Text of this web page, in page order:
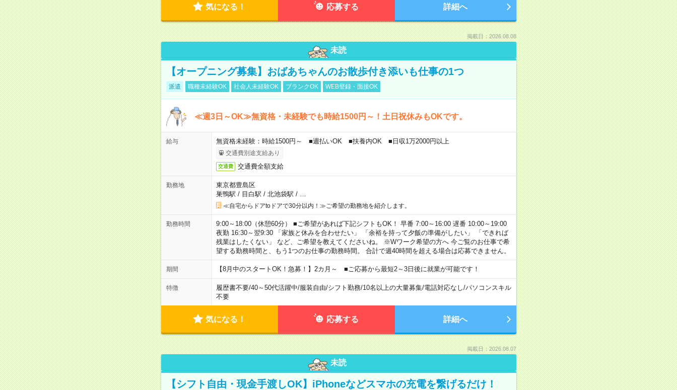
気になる！ 応募する 詳細へ
掲載日：2026.08.08
未読
【オープニング募集】おばあちゃんのお散歩付き添いも仕事の1つ
派遣 職種未経験OK 社会人未経験OK ブランクOK WEB登録・面接OK
≪週3日～OK≫無資格・未経験でも時給1500円～！土日祝休みもOKです。
給与 無資格未経験：時給1500円～ ■週払いOK ■扶養内OK ■日収1万2000円以上
交通費別途支給あり
交通費 交通費全額支給
勤務地
東京都豊島区
巣鴨駅 / 目白駅 / 北池袋駅 /
≪自宅からドアtoドアで30分以内！≫ご希望の勤務地を紹介します。
勤務時間
9:00～18:00（休憩60分） ■ご希望があれば下記シフトもOK！ 早番 7:00～16:00 遅番 10:00～19:00
夜勤 16:30～翌9:30 「家族と休みを合わせたい」 「余裕を持って夕飯の準備がしたい」 「できれば
残業はしたくない」 など、ご希望を教えてくださいね。 ※Wワーク希望の方へ 今ご覧のお仕事で希
望する勤務時間と、もう1つのお仕事の勤務時間。 合計で週40時間を超える場合は応募できません。
期間 【8月中のスタートOK！急募！】2カ月～ ■ご応募から最短2～3日後に就業が可能です！
特徴 履歴書不要/40～50代活躍中/服装自由/シフト勤務/10名以上の大量募集/電話対応なし/パソコンスキル
不要
気になる！ 応募する 詳細へ
掲載日：2026.08.07
未読
【シフト自由・現金手渡しOK】iPhoneなどスマホの充電を繋げるだけ！